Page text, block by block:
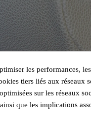
les performances,
tiers liés aux réseaux
sur les réseaux
que les implications